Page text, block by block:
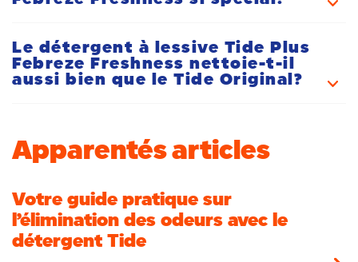
R: Notre détergent à lessive Tide Plus Febreze
Freshness contient désormais une technologie de
renouvellement du parfum activée par le
Le détergent à lessive Tide Plus
Febreze Freshness nettoie-t-il
aussi bien que le Tide Original?
nettoyant et détachant.
Apparentés articles
Votre guide pratique sur
l’élimination des odeurs avec le
détergent Tide